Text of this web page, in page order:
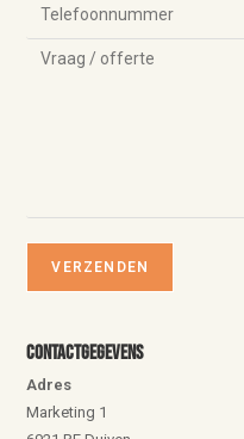
Contactgegevens
Adres
Marketing 1